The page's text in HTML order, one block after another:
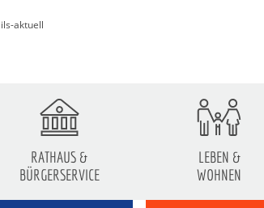
aktuell
RATHAUS &
BÜRGERSERVICE
LEBEN &
WOHNEN